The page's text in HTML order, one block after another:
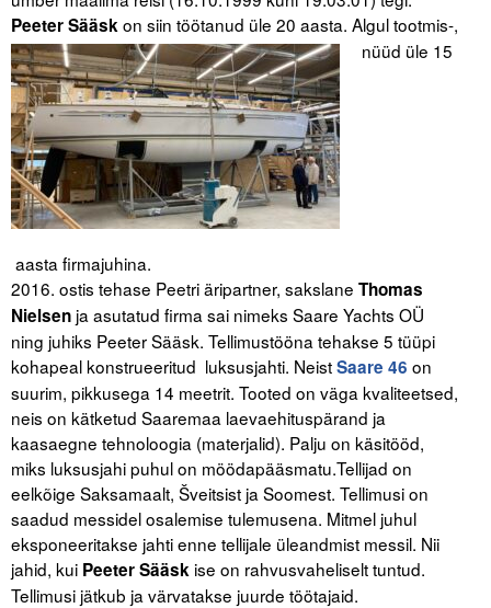
Peeter Sääskon siin töötanud üle 20 aasta. Algul tootmis-,
nüüd üle 15
aasta firmajuhina.
2016. ostis tehase Peetri äripartner, sakslane Thomas
Nielsen ja asutatud firma sai nimeks Saare Yachts OÜ
ning juhiks Peeter Sääsk. Tellimustööna tehakse 5 tüüpi
kohapeal konstrueeritud luksusjahti. NeistSaare 46 on
suurim, pikkusega 14 meetrit. Tooted on väga kvaliteetsed,
neis on kätketud Saaremaa laevaehituspärand ja
kaasaegne tehnoloogia (materjalid). Palju on käsitööd,
miks luksusjahi puhul on möödapääsmatu.Tellijad on
eelkõige Saksamaalt, Šveitsist ja Soomest. Tellimusi on
saadud messidel osalemise tulemusena. Mitmel juhul
eksponeeritakse jahti enne tellijale üleandmist messil. Nii
jahid, kui Peeter Sääsk ise on rahvusvaheliselt tuntud.
Tellimusi jätkub ja värvatakse juurde töötajaid.